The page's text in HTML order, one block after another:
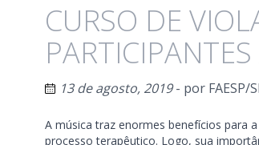
CURSO DE
13 de agosto, 2019- por FAESP/
A música traz enormes benefícios para
processo terapêutico. Logo, sua